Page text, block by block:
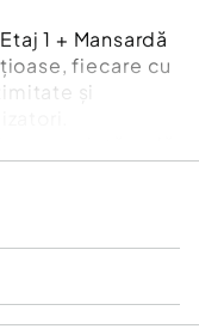
1 + Mansardă
fiecare cu
și
a
de parcare,
ce permit
și organizare, în